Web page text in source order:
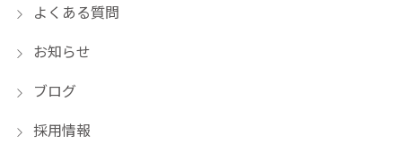
よくある質問
お知らせ
ブログ
採用情報